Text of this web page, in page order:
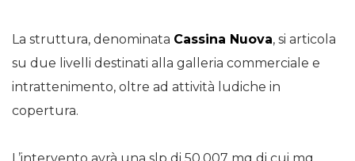
La struttura, denominata Cassina Nuova, si articola
su due livelli destinati alla galleria commerciale e
intrattenimento, oltre ad attività ludiche in
copertura.